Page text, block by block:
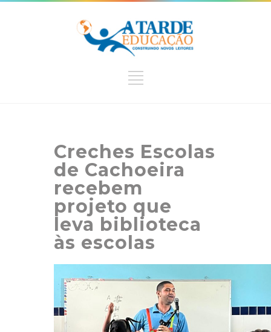
Creches Escolas
de Cachoeira
recebem
projeto que
leva biblioteca
às escolas